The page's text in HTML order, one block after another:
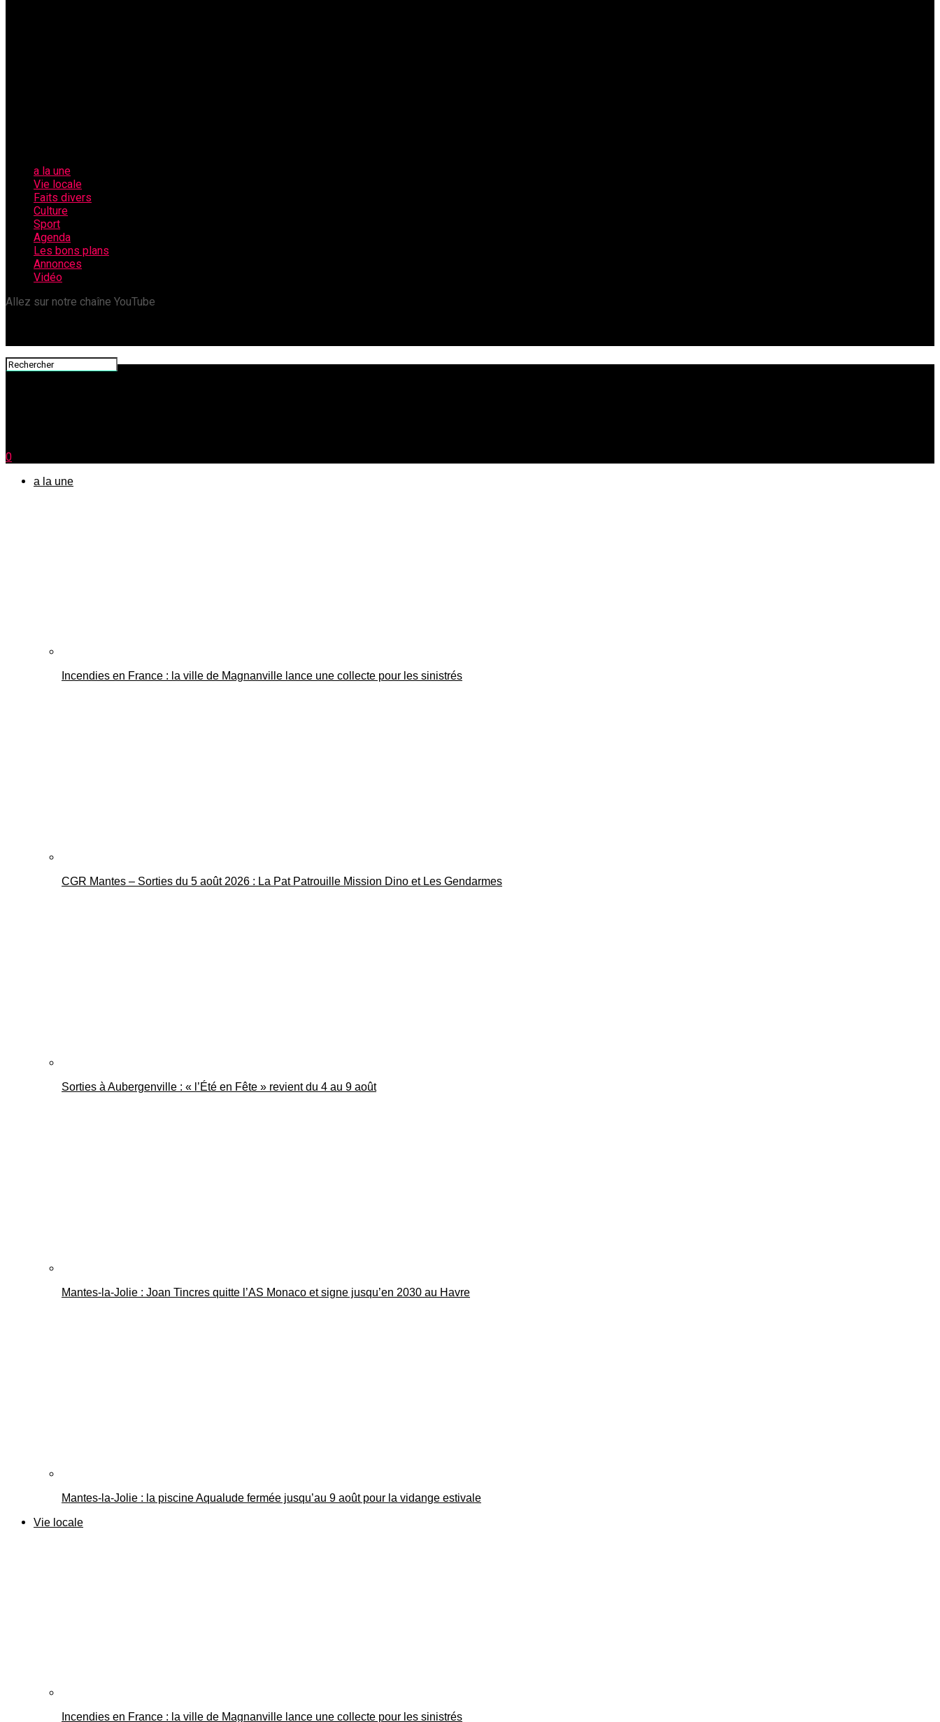
a la une
Vie locale
Faits divers
Culture
Sport
Agenda
Les bons plans
Annonces
Vidéo
Allez sur notre chaîne YouTube
0
a la une
Incendies en France : la ville de Magnanville lance une collecte pour les sinistrés
CGR Mantes – Sorties du 5 août 2026 : La Pat Patrouille Mission Dino et Les Gendarmes
Sorties à Aubergenville : « l’Été en Fête » revient du 4 au 9 août
Mantes-la-Jolie : Joan Tincres quitte l’AS Monaco et signe jusqu’en 2030 au Havre
Mantes-la-Jolie : la piscine Aqualude fermée jusqu’au 9 août pour la vidange estivale
Vie locale
Incendies en France : la ville de Magnanville lance une collecte pour les sinistrés